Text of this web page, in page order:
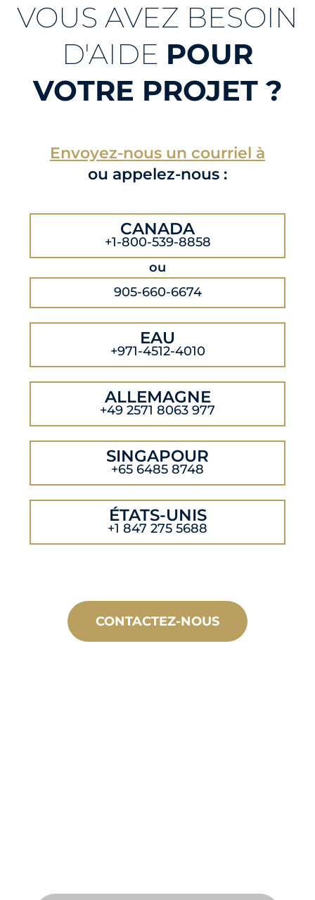
VOUS AVEZ BESOIN
D'AIDE POUR
VOTRE PROJET ?
Envoyez-nous un courriel à
ou appelez-nous :
CANADA
+1-800-539-8858
ou
905-660-6674
EAU
+971-4512-4010
ALLEMAGNE
+49 2571 8063 977
SINGAPOUR
+65 6485 8748
ÉTATS-UNIS
+1 847 275 5688
CONTACTEZ-NOUS